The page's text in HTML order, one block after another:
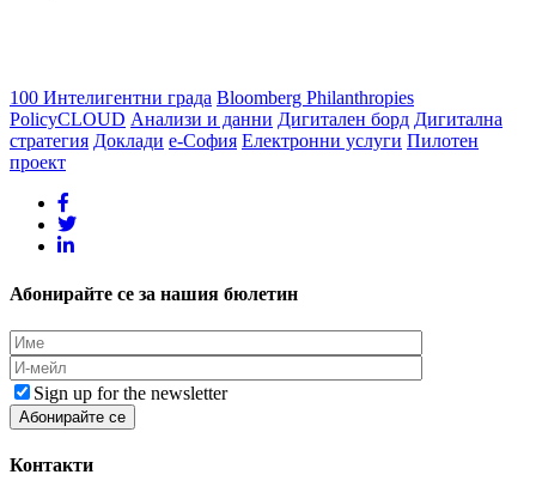
100 Интелигентни града Bloomberg Philanthropies
PolicyCLOUD Анализи и данни Дигитален борд Дигитална
стратегия Доклади е-София Електронни услуги Пилотен
проект
Абонирайте се за нашия бюлетин
Sign up for the newsletter
Контакти